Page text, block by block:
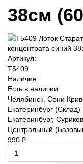
38см
Артикул:
T5409
Наличие:
Есть в наличии
Челябинск, Сони
Екатеринбург (Склад)
Екатеринбург,
Центральный
990 ₽